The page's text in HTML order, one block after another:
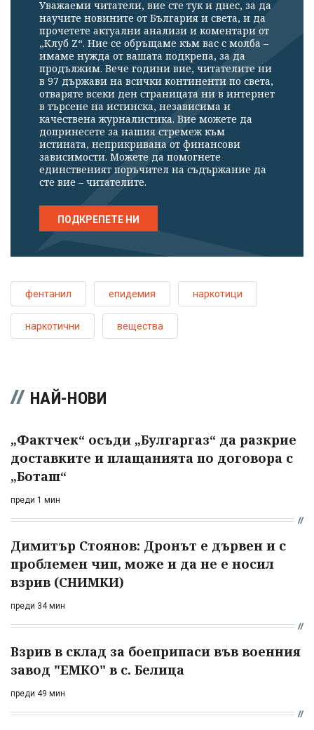
Уважаеми читатели, вие сте тук и днес, за да
научите новините от България и света, и да
прочетете актуални анализи и коментари от
„Клуб Z“. Ние се обръщаме към вас с молба –
имаме нужда от вашата подкрепа, за да
продължим. Вече години вие, читателите ни
в 97 държави на всички континенти по света,
отваряте всеки ден страницата ни в интернет
в търсене на истинска, независима и
качествена журналистика. Вие можете да
допринесете за нашия стремеж към
истината, неприкривана от финансови
зависимости. Можете да помогнете
единственият поръчител на съдържание да
сте вие – читателите.
ПОДКРЕПЕТЕ НИ
фентанил епидемия наркотици
наркотични вещества
НАЙ-НОВИ
„Фактчек“ осъди „Булгаргаз“ да разкрие
доставките и плащанията по договора с
„Боташ“
преди 1 мин
Димитър Стоянов: Дронът е дървен и с
проблемен чип, може и да не е носил
взрив (СНИМКИ)
преди 34 мин
Взрив в склад за боеприпаси във военния
завод "ЕМКО" в с. Белица
преди 49 мин